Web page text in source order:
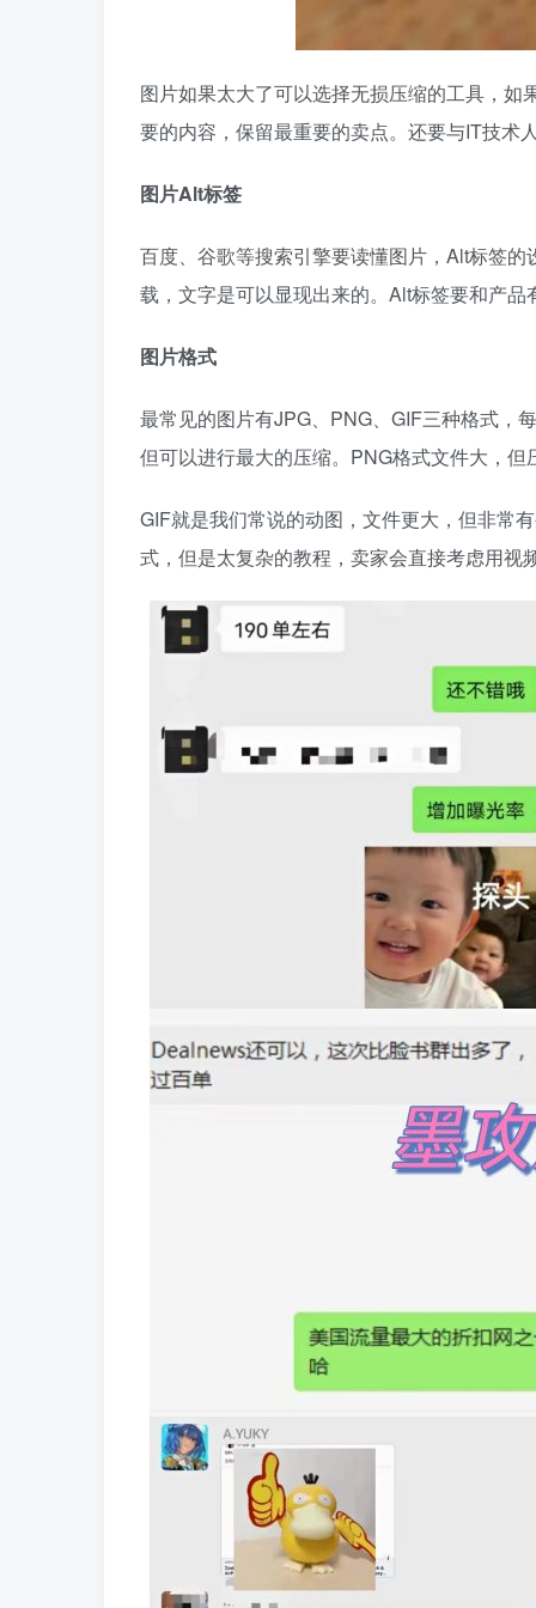
图片如果太大了可以选择无损压缩的工具，
要的内容，保留最重要的卖点。还要与IT技术
图片Alt标签
百度、谷歌等搜索引擎要读懂图片，Alt标签
载，文字是可以显现出来的。Alt标签要和产
图片格式
最常见的图片有JPG、PNG、GIF三种格式，
但可以进行最大的压缩。PNG格式文件大，
GIF就是我们常说的动图，文件更大，但非常
式，但是太复杂的教程，卖家会直接考虑用视